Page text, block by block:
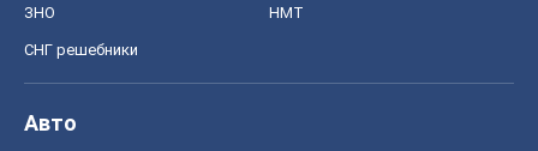
ЗНО НМТ
СНГ решебники
Авто